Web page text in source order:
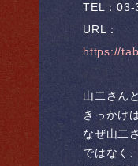
TEL：03-
URL：
https://
山二さん
きっかけ
なぜ山二
ではなく